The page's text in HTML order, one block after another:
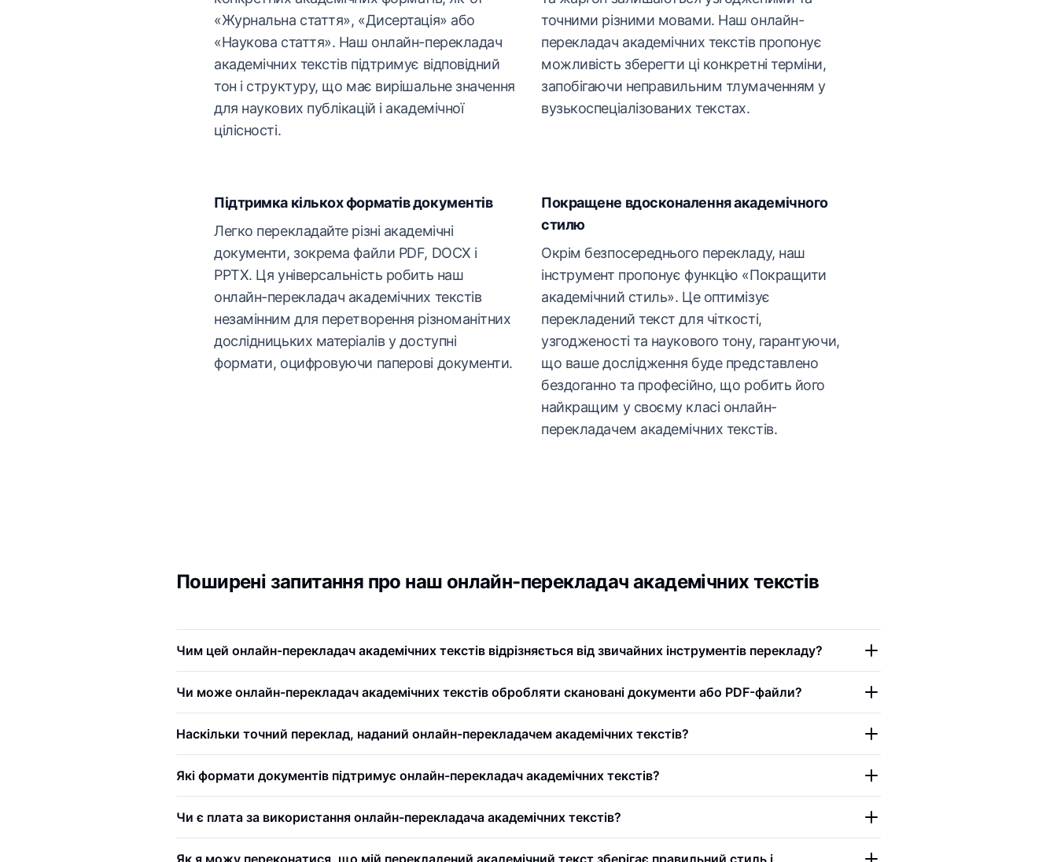
«Журнальна стаття», «Дисертація» або
«Наукова стаття». Наш онлайн-перекладач
академічних текстів підтримує відповідний
тон і структуру, що має вирішальне значення
для наукових публікацій і академічної
цілісності.
точними різними мовами. Наш онлайн-
перекладач академічних текстів пропонує
можливість зберегти ці конкретні терміни,
запобігаючи неправильним тлумаченням у
вузькоспеціалізованих текстах.
Підтримка кількох форматів документів
Легко перекладайте різні академічні
документи, зокрема файли PDF, DOCX і
PPTX. Ця універсальність робить наш
онлайн-перекладач академічних текстів
незамінним для перетворення різноманітних
дослідницьких матеріалів у доступні
формати, оцифровуючи паперові документи.
Покращене вдосконалення академічного
стилю
Окрім безпосереднього перекладу, наш
інструмент пропонує функцію «Покращити
академічний стиль». Це оптимізує
перекладений текст для чіткості,
узгодженості та наукового тону, гарантуючи,
що ваше дослідження буде представлено
бездоганно та професійно, що робить його
найкращим у своєму класі онлайн-
перекладачем академічних текстів.
Поширені запитання про наш онлайн-перекладач академічних текстів
Чим цей онлайн-перекладач академічних текстів відрізняється від звичайних інструментів перекладу?
Чи може онлайн-перекладач академічних текстів обробляти скановані документи або PDF-файли?
Наскільки точний переклад, наданий онлайн-перекладачем академічних текстів?
Які формати документів підтримує онлайн-перекладач академічних текстів?
Чи є плата за використання онлайн-перекладача академічних текстів?
Як я можу переконатися, що мій перекладений академічний текст зберігає правильний стиль і